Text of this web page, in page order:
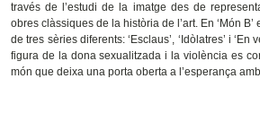
través de l’estudi de la imatge des de
obres clàssiques de la història de l’art. En ‘Món
de tres sèries diferents: ‘Esclaus’, ‘Idòlatres’ i
figura de la dona sexualitzada i la violència es
món que deixa una porta oberta a l’esperança amb